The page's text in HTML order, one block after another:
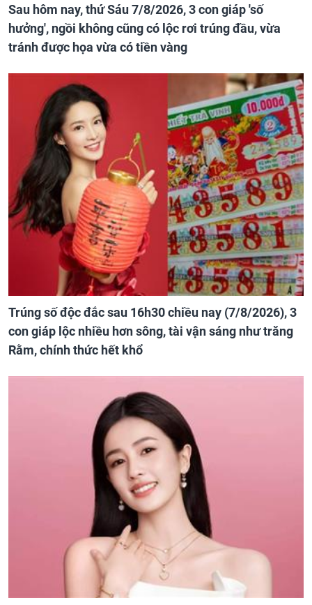
Sau hôm nay, thứ Sáu 7/8/2026, 3 con giáp 'số
hưởng', ngồi không cũng có lộc rơi trúng đầu, vừa
tránh được họa vừa có tiền vàng
Trúng số độc đắc sau 16h30 chiều nay (7/8/2026), 3
con giáp lộc nhiều hơn sông, tài vận sáng như trăng
Rằm, chính thức hết khổ